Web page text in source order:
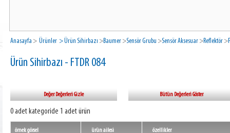
Anasayfa > Ürünler > Ürün Sihirbazı >Baumer >Sensör Grubu >Sensör Aksesuar >Reflektör >
Ürün Sihirbazı - FTDR 084
Değer Değerleri Gizle Bütün Değerleri Göster
0 adet kategoride 1 adet ürün
örnek görsel ürün ailesi özellikler